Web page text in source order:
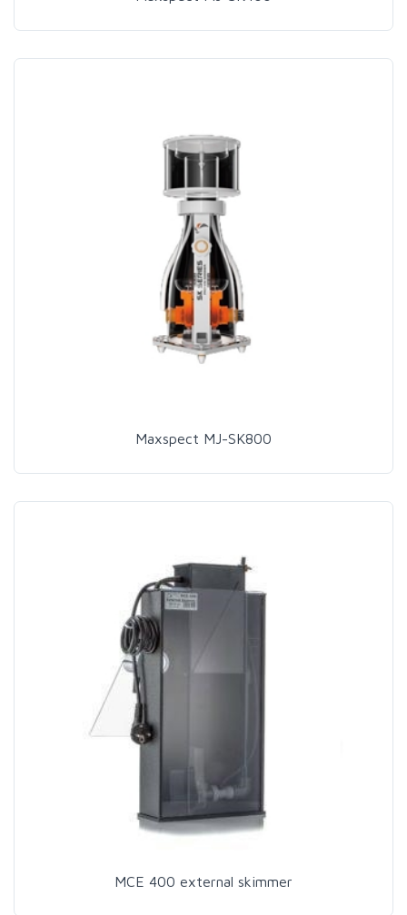
Maxspect MJ-SK800
MCE 400 external skimmer